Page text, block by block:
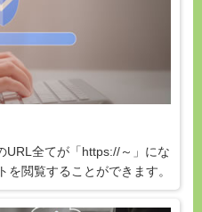
URL全てが「https://～」にな
を閲覧することができます。